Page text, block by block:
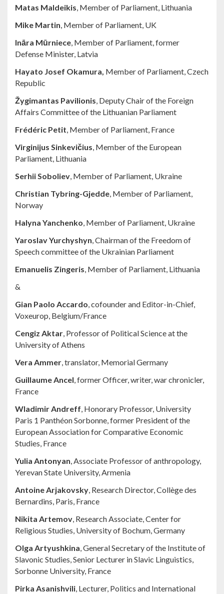
Matas Maldeikis, Member of Parliament, Lithuania
Mike Martin, Member of Parliament, UK
Ināra Mūrniece, Member of Parliament, former
Defense Minister, Latvia
Hayato Josef Okamura, Member of Parliament, Czech
Republic
Žygimantas Pavilionis, Deputy Chair of the Foreign
Affairs Committee of the Lithuanian Parliament
Frédéric Petit, Member of Parliament, France
Virginijus Sinkevičius, Member of the European
Parliament, Lithuania
Serhii Soboliev, Member of Parliament, Ukraine
Christian Tybring-Gjedde, Member of Parliament,
Norway
Halyna Yanchenko, Member of Parliament, Ukraine
Yaroslav Yurchyshyn, Chairman of the Freedom of
Speech committee of the Ukrainian Parliament
Emanuelis Zingeris, Member of Parliament, Lithuania
&
Gian Paolo Accardo, cofounder and Editor-in-Chief,
Voxeurop, Belgium/France
Cengiz Aktar, Professor of Political Science at the
University of Athens
Vera Ammer, translator, Memorial Germany
Guillaume Ancel, former Officer, writer, war chronicler,
France
Wladimir Andreff, Honorary Professor, University
Paris 1 Panthéon Sorbonne, former President of the
European Association for Comparative Economic
Studies, France
Yulia Antonyan, Associate Professor of anthropology,
Yerevan State University, Armenia
Antoine Arjakovsky, Research Director, Collège des
Bernardins, Paris, France
Nikita Artemov, Research Associate, Center for
Religious Studies, University of Bochum, Germany
Olga Artyushkina, General Secretary of the Institute of
Slavonic Studies, Senior Lecturer in Slavic Linguistics,
Sorbonne University, France
Pirka Asanishvili, Lecturer, Politics and International